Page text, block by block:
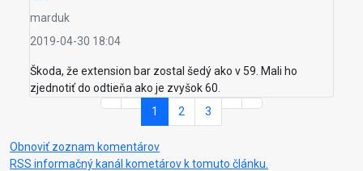
marduk
2019-04-30 18:04
Škoda, že extension bar zostal šedý ako v 59. Mali ho
zjednotiť do odtieňa ako je zvyšok 60.
1
2 3
Obnoviť zoznam komentárov
RSS informačný kanál kometárov k tomuto článku.